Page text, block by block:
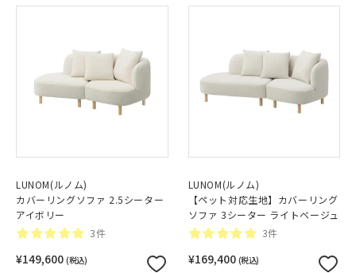
LUNOM(ルノム)
カバーリングソファ 2.5シーター
アイボリー
3件
¥149,600 (税込)
LUNOM(ルノム)
【ペット対応生地】カバーリング
ソファ 3シーター ライトベージュ
3件
¥169,400 (税込)